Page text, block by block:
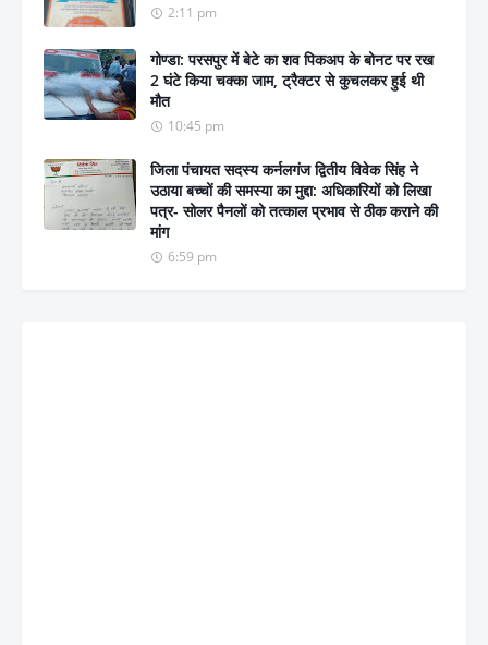
2:11 pm
गोण्डा: परसपुर में बेटे का शव पिकअप के बोनट पर रख
2 घंटे किया चक्का जाम, ट्रैक्टर से कुचलकर हुई थी
मौत
10:45 pm
जिला पंचायत सदस्य कर्नलगंज द्वितीय विवेक सिंह ने
उठाया बच्चों की समस्या का मुद्दा: अधिकारियों को लिखा
पत्र- सोलर पैनलों को तत्काल प्रभाव से ठीक कराने की
मांग
6:59 pm